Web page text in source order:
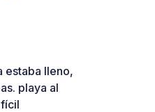
estaba lleno,
playa al